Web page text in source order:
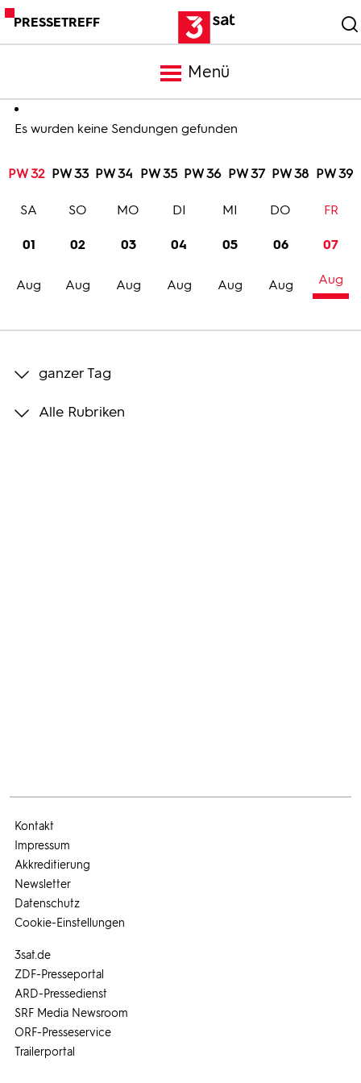
PRESSETREFF
Menü
Meldungen
Programm
Trailer
Bilder
Es wurden keine Sendungen gefunden
PW 32 PW 33 PW 34 PW 35 PW 36 PW 37 PW 38 PW 39
01
Aug
SA
02
Aug
SO
03
Aug
MO
04
Aug
DI
05
Aug
MI
06
Aug
DO
07
Aug
FR
ganzer Tag
Alle Rubriken
3sat.de
ZDF-Presseportal
ARD-Pressedienst
SRF Media Newsroom
ORF-Presseservice
Trailerportal
Kontakt
Impressum
Akkreditierung
Newsletter
Datenschutz
Cookie-Einstellungen